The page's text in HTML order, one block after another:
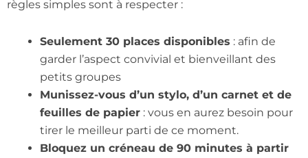
règles simples sont à respecter :
Seulement 30 places disponibles : afin de
garder l’aspect convivial et bienveillant des
petits groupes
Munissez-vous d’un stylo, d’un carnet et de
feuilles de papier : vous en aurez besoin pour
tirer le meilleur parti de ce moment.
Bloquez un créneau de 90 minutes à partir